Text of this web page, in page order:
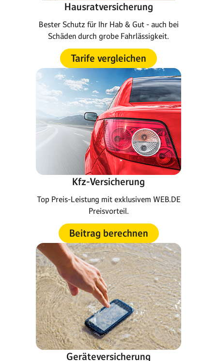
Hausratversicherung
Bester Schutz für Ihr Hab & Gut - auch bei
Schäden durch grobe Fahrlässigkeit.
Tarife vergleichen
Kfz-Versicherung
Top Preis-Leistung mit exklusivem WEB.DE
Preisvorteil.
Beitrag berechnen
Geräteversicherung